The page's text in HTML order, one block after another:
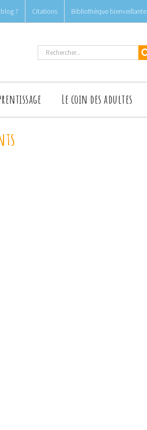
? Citations Bibliothèque bienveillante
Rechercher
Le coin des adultes